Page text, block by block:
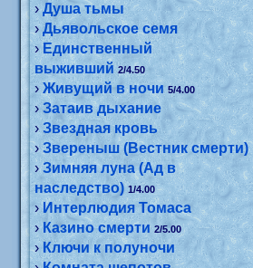
›Душа тьмы
›Дьявольское семя
›Единственный
выживший 2/4.50
›Живущий в ночи 5/4.00
›Затаив дыхание
›Звездная кровь
›Звереныш (Вестник смерти)
›Зимняя луна (Ад в
наследство) 1/4.00
›Интерлюдия Томаса
›Казино смерти 2/5.00
› Ключи к полуночи